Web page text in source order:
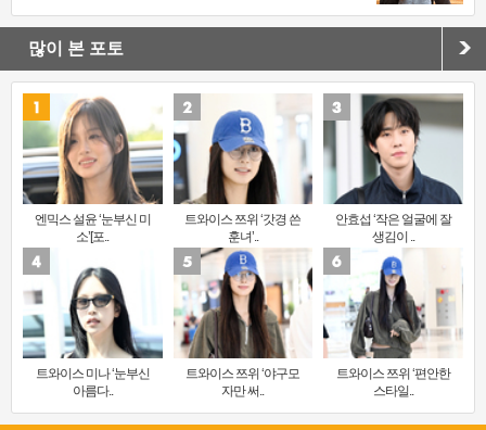
많이 본 포토
엔믹스 설윤 ‘눈부신 미
소’[포..
트와이스 쯔위 ‘갓경 쓴
훈녀’..
안효섭 ‘작은 얼굴에 잘
생김이 ..
트와이스 미나 ‘눈부신
아름다..
트와이스 쯔위 ‘야구모
자만 써..
트와이스 쯔위 ‘편안한
스타일..